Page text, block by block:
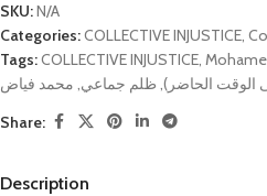
SKU:N/A
Categories:COLLECTIVE INJUSTICE,
Tags:COLLECTIVE INJUSTICE,
, ظلم جماعي, محمد فياض
Share:
Description